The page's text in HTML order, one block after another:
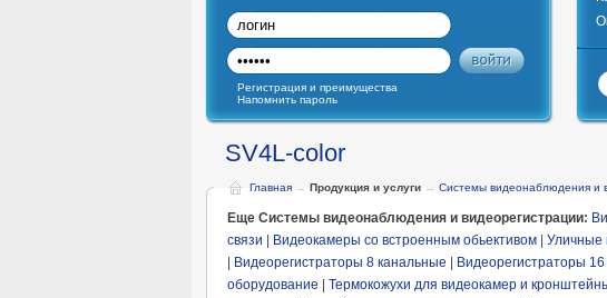
Регистрация и преимущества
Напомнить пароль
SV4L-color
Главная → Продукция и услуги → Системы видеонаблюдения и
Еще Системы видеонаблюдения и видеорегистрации:
связи
Видеокамеры со встроенным обьективом Уличные
Видеорегистраторы 8 канальные Видеорегистраторы
оборудование
Термокожухи для видеокамер и